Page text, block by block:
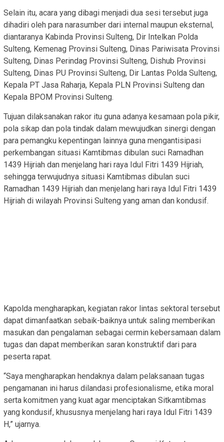
Selain itu, acara yang dibagi menjadi dua sesi tersebut juga
dihadiri oleh para narasumber dari internal maupun eksternal,
diantaranya Kabinda Provinsi Sulteng, Dir Intelkan Polda
Sulteng, Kemenag Provinsi Sulteng, Dinas Pariwisata Provinsi
Sulteng, Dinas Perindag Provinsi Sulteng, Dishub Provinsi
Sulteng, Dinas PU Provinsi Sulteng, Dir Lantas Polda Sulteng,
Kepala PT Jasa Raharja, Kepala PLN Provinsi Sulteng dan
Kepala BPOM Provinsi Sulteng.
Tujuan dilaksanakan rakor itu guna adanya kesamaan pola pikir,
pola sikap dan pola tindak dalam mewujudkan sinergi dengan
para pemangku kepentingan lainnya guna mengantisipasi
perkembangan situasi Kamtibmas dibulan suci Ramadhan
1439 Hijriah dan menjelang hari raya Idul Fitri 1439 Hijriah,
sehingga terwujudnya situasi Kamtibmas dibulan suci
Ramadhan 1439 Hijriah dan menjelang hari raya Idul Fitri 1439
Hijriah di wilayah Provinsi Sulteng yang aman dan kondusif.
Kapolda mengharapkan, kegiatan rakor lintas sektoral tersebut
dapat dimanfaatkan sebaik-baiknya untuk saling memberikan
masukan dan pengalaman sebagai cermin kebersamaan dalam
tugas dan dapat memberikan saran konstruktif dari para
peserta rapat.
“Saya mengharapkan hendaknya dalam pelaksanaan tugas
pengamanan ini harus dilandasi profesionalisme, etika moral
serta komitmen yang kuat agar menciptakan Sitkamtibmas
yang kondusif, khususnya menjelang hari raya Idul Fitri 1439
H,” ujarnya.